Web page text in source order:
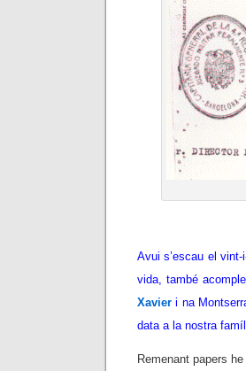
Avui s’escau el
vida, també
Xavier i na
data a la nostra
Remenant papers